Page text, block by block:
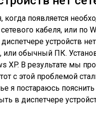
появляется
кабеля, или по
устройств
или обычный ПК.
XP. В результате мы
с этой проблемой
я постараюсь
в диспетчере